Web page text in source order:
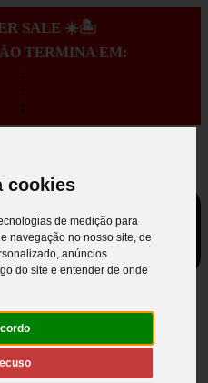
cookies
de medição para
navegação no nosso site, de
anúncios
do site e entender de onde
SALE ☀️🏝️
TERMINA EM:
:
:
: